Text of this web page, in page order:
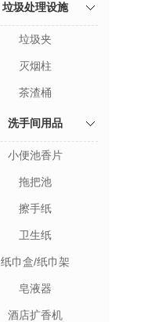
垃圾处理设施
垃圾夹
灭烟柱
茶渣桶
洗手间用品
小便池香片
拖把池
擦手纸
卫生纸
纸巾盒/纸巾架
皂液器
酒店扩香机